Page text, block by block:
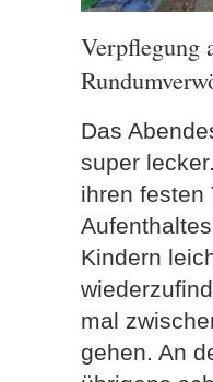
Verpflegung
Das
super
ihren festen
Kindern
mal
gehen. An